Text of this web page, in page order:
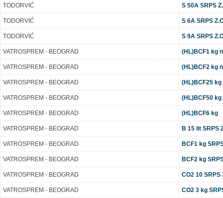
TODORVIĆ S 50A SRPS
TODORVIĆ S 6A SRPS
TODORVIĆ S 9A SRPS
VATROSPREM - BEOGRAD (HL)BCF1 kg
VATROSPREM - BEOGRAD (HL)BCF2 kg
VATROSPREM - BEOGRAD (HL)BCF25 kg
VATROSPREM - BEOGRAD (HL)BCF50 kg
VATROSPREM - BEOGRAD (HL)BCF6 kg
VATROSPREM - BEOGRAD B 15 lit SRPS
VATROSPREM - BEOGRAD BCF1 kg
VATROSPREM - BEOGRAD BCF2 kg
VATROSPREM - BEOGRAD CO2 10 SRPS
VATROSPREM - BEOGRAD CO2 3 kg